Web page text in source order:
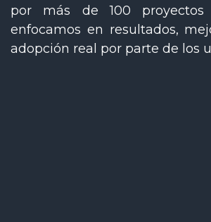
por más de 100 proyectos
enfocamos en resultados,
adopción real por parte de los